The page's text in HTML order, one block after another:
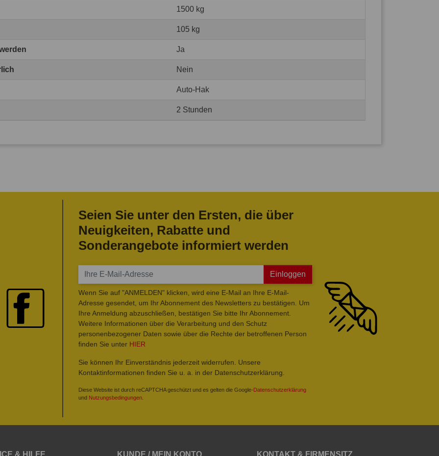
1500 kg
105 kg
Ja
Nein
Auto-Hak
2 Stunden
Seien Sie unter den Ersten, die über
Neuigkeiten, Rabatte und
Sonderangebote informiert werden
Einloggen
Wenn Sie auf "ANMELDEN" klicken, wird eine E-Mail an Ihre E-Mail-
Adresse gesendet, um Ihr Abonnement des Newsletters zu bestätigen. Um
Ihre Anmeldung abzuschließen, bestätigen Sie bitte Ihr Abonnement.
Weitere Informationen über die Verarbeitung und den Schutz
personenbezogener Daten sowie über die Rechte der betroffenen Person
finden Sie unter HIER
Sie können Ihr Einverständnis jederzeit widerrufen. Unsere
Kontaktinformationen finden Sie u. a. in der Datenschutzerklärung.
Diese Website ist durch reCAPTCHA geschützt und es gelten die Google-Datenschutzerklärung
und Nutzungsbedingungen
& HILFE KUNDE / MEIN KONTO KONTAKT & FIRMENSITZ